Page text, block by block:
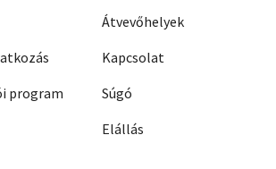
program
Átvevőhelyek
Kapcsolat
Súgó
Elállás